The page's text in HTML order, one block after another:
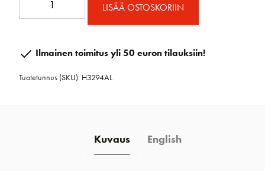
Alu.
LISÄÄ OSTOSKORIIN
Ilmainen toimitus yli 50 euron tilauksiin!
Tuotetunnus (SKU): H3294AL
Kuvaus English